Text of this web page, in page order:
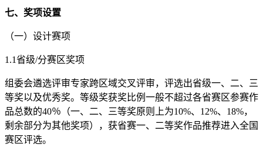
七、奖项设置
（一）设计赛项
1.1省级/分赛区奖项
组委会遴选评审专家跨区域交叉评审，评选出省级一、二、三
等奖以及优秀奖。等级奖获奖比例一般不超过各省赛区参赛作
品总数的40％（一、二、三等奖原则上为10%、12%、18%，
剩余部分为其他奖项），获省赛一、二等奖作品推荐进入全国
赛区评选。